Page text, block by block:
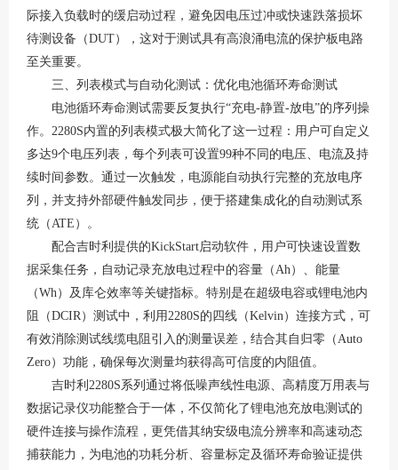
际接入负载时的缓启动过程，避免因电压过冲或快速跌落损坏
待测设备（DUT），这对于测试具有高浪涌电流的保护板电路
至关重要。
三、列表模式与自动化测试：优化电池循环寿命测试
电池循环寿命测试需要反复执行“充电-静置-放电”的序列操
作。2280S内置的列表模式极大简化了这一过程：用户可自定义
多达9个电压列表，每个列表可设置99种不同的电压、电流及持
续时间参数。通过一次触发，电源能自动执行完整的充放电序
列，并支持外部硬件触发同步，便于搭建集成化的自动测试系
统（ATE） 。
配合吉时利提供的KickStart启动软件，用户可快速设置数
据采集任务，自动记录充放电过程中的容量（Ah）、能量
（Wh）及库仑效率等关键指标。特别是在超级电容或锂电池内
阻（DCIR）测试中，利用2280S的四线（Kelvin）连接方式，可
有效消除测试线缆电阻引入的测量误差，结合其自归零（Auto
Zero）功能，确保每次测量均获得高可信度的内阻值。
吉时利 2280S系列通过将低噪声线性电源、高精度万用表与
数据记录仪功能整合于一体，不仅简化了锂电池充放电测试的
硬件连接与操作流程，更凭借其纳安级电流分辨率和高速动态
捕获能力，为电池的功耗分析、容量标定及循环寿命验证提供